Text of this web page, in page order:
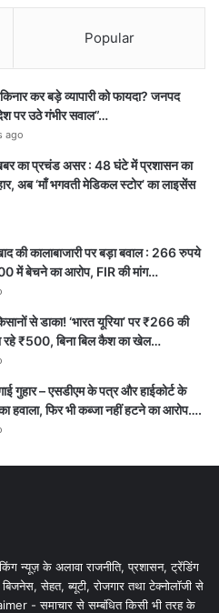
Popular
कर बड़े व्यापारी को फायदा? जनपद
पर उठे गंभीर सवाल”…
ago
का प्रचंड असर : 48 घंटे में प्रशासन का
अब ‘माँ भगवती मेडिकल स्टोर’ का लाइसेंस
की कालाबाजारी पर बड़ा बवाल : 266 रुपये
में बेचने का आरोप, FIR की मांग…
से डाका! ‘भारत यूरिया’ पर ₹266 की
₹500, बिना बिल कैश का खेल…
गुहार – एसडीएम के पत्र और हाईकोर्ट के
हवाला, फिर भी कब्जा नहीं हटने का आरोप….
न्यूज़ के अलावा राजनीति, प्रशासन, ट्रेंडिंग
सेहत, ब्यूटी, रोजगार तथा टेक्नोलॉजी से
- समाचार से सम्बंधित किसी भी तरह के